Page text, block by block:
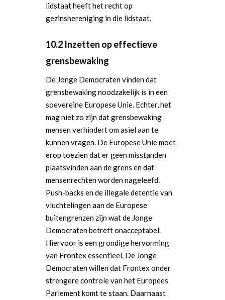
lidstaat heeft het recht op
gezinshereniging in die lidstaat.
10.2 Inzetten op effectieve
grensbewaking
De Jonge Democraten vinden dat
grensbewaking noodzakelijk is in een
soevereine Europese Unie. Echter, het
mag niet zo zijn dat grensbewaking
mensen verhindert om asiel aan te
kunnen vragen. De Europese Unie moet
erop toezien dat er geen misstanden
plaatsvinden aan de grens en dat
mensenrechten worden nageleefd.
Push-backs en de illegale detentie van
vluchtelingen aan de Europese
buitengrenzen zijn wat de Jonge
Democraten betreft onacceptabel.
Hiervoor is een grondige hervorming
van Frontex essentieel. De Jonge
Democraten willen dat Frontex onder
strengere controle van het Europees
Parlement komt te staan. Daarnaast